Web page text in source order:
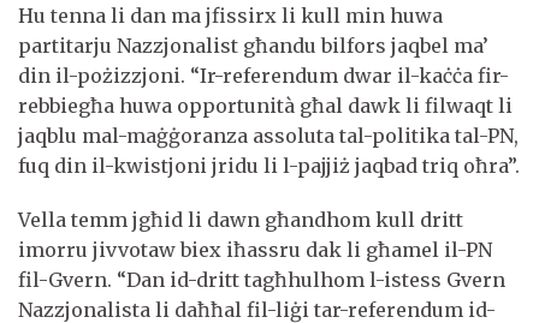
Hu tenna li dan ma jfissirx li kull min huwa
partitarju Nazzjonalist għandu bilfors jaqbel ma’
din il-pożizzjoni. “Ir-referendum dwar il-kaċċa fir-
rebbiegħa huwa opportunità għal dawk li filwaqt li
jaqblu mal-maġġoranza assoluta tal-politika tal-PN,
fuq din il-kwistjoni jridu li l-pajjiż jaqbad triq oħra”.
Vella temm jgħid li dawn għandhom kull dritt
imorru jivvotaw biex iħassru dak li għamel il-PN
fil-Gvern. “Dan id-dritt tagħhulhom l-istess Gvern
Nazzjonalista li daħħal fil-liġi tar-referendum id-